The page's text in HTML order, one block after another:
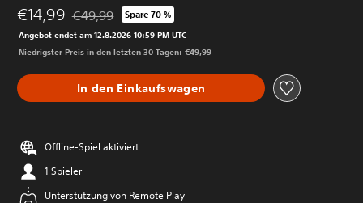
€14,99 Preisnachlass gegenüber dem Originalpreis von
€49,99 Spare 70 %
Angebot endet am 12.8.2026 10:59 PM UTC
Niedrigster Preis in den letzten 30 Tagen: €49,99
In den Einkaufswagen
Offline-Spiel aktiviert
1 Spieler
Unterstützung von Remote Play